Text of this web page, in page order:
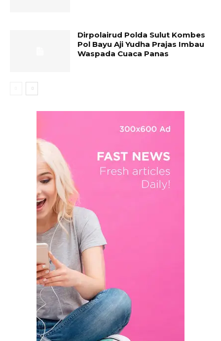
Dirpolairud Polda Sulut Kombes
Pol Bayu Aji Yudha Prajas Imbau
Waspada Cuaca Panas